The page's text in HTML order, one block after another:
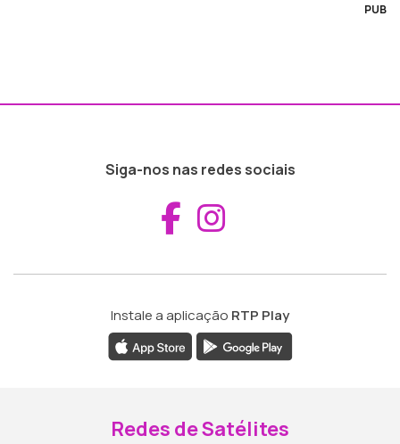
PUB
Siga-nos nas redes sociais
Aceder ao
Instale a aplicação RTP Play
Redes de Satélites